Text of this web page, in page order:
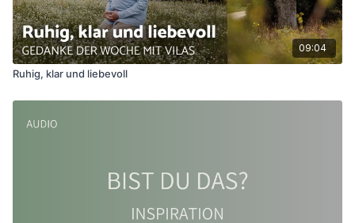
09:04
Ruhig, klar und liebevoll